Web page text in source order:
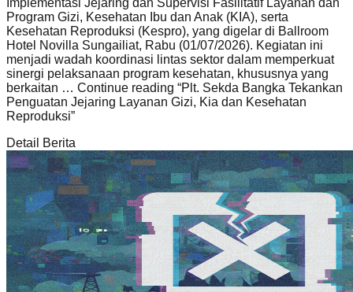
Program Gizi, Kesehatan Ibu dan Anak (KIA), serta
Kesehatan Reproduksi (Kespro), yang digelar di Ballroom
Hotel Novilla Sungailiat, Rabu (01/07/2026). Kegiatan ini
menjadi wadah koordinasi lintas sektor dalam memperkuat
sinergi pelaksanaan program kesehatan, khususnya yang
berkaitan … Continue reading “Plt. Sekda Bangka Tekankan
Penguatan Jejaring Layanan Gizi, Kia dan Kesehatan
Reproduksi”
Detail Berita